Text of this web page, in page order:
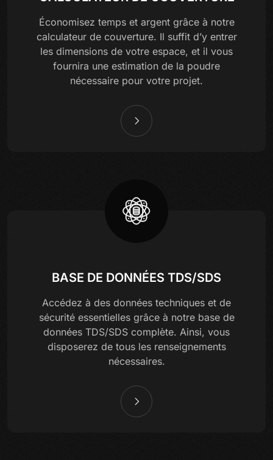
Économisez temps et argent grâce à notre
calculateur de couverture. Il suffit d’y entrer
les dimensions de votre espace, et il vous
fournira une estimation de la poudre
nécessaire pour votre projet.
BASE DE DONNÉES TDS/SDS
Accédez à des données techniques et de
sécurité essentielles grâce à notre base de
données TDS/SDS complète. Ainsi, vous
disposerez de tous les renseignements
nécessaires.